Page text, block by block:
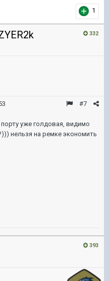
1
332
#7
уже голдовая, видимо
нельзя на ремке экономить
393